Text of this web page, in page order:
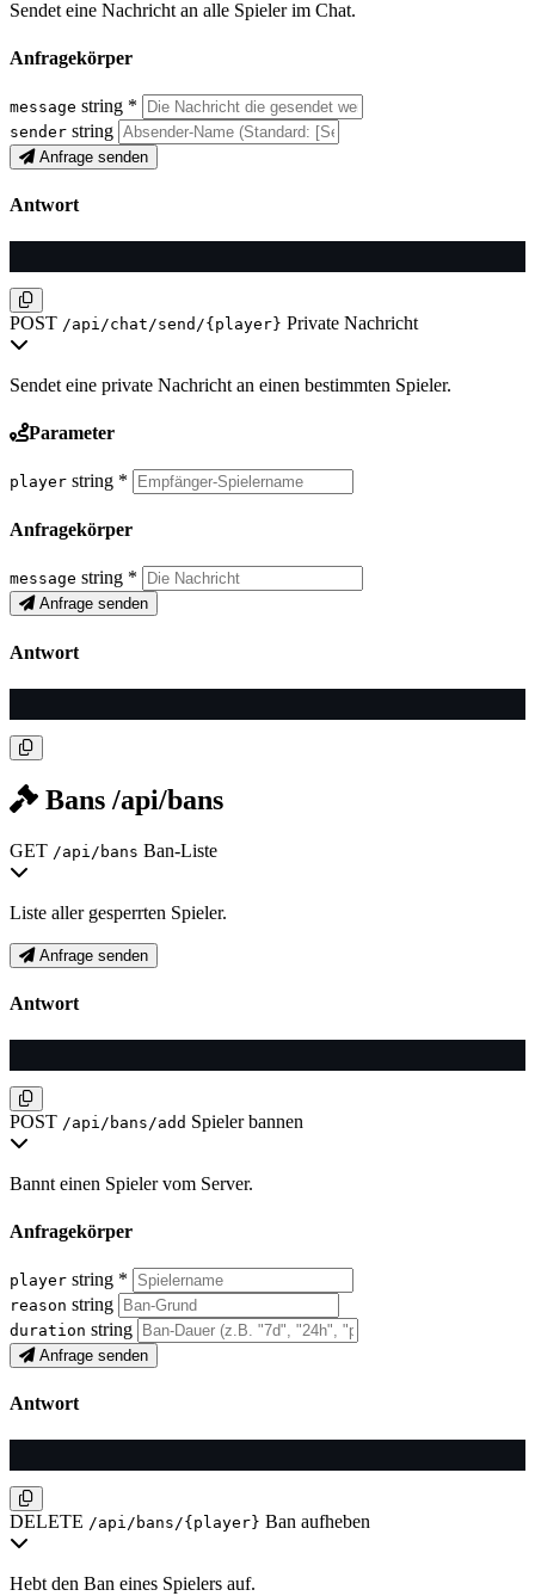
Sendet eine Nachricht an alle Spieler im Chat.
Anfragekörper
message string *
sender string
Anfrage senden
Antwort
POST /api/chat/send/{player} Private Nachricht
Sendet eine private Nachricht an einen bestimmten Spieler.
Parameter
player string *
Anfragekörper
message string *
Anfrage senden
Antwort
Bans /api/bans
GET /api/bans Ban-Liste
Liste aller gesperrten Spieler.
Anfrage senden
Antwort
POST /api/bans/add Spieler bannen
Bannt einen Spieler vom Server.
Anfragekörper
player string *
reason string
duration string
Anfrage senden
Antwort
DELETE /api/bans/{player} Ban aufheben
Hebt den Ban eines Spielers auf.